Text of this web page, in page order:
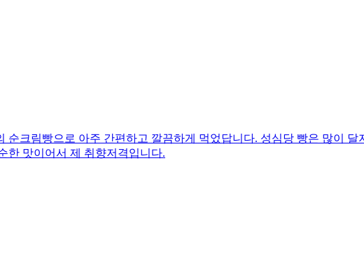
크림빵으로 아주 간편하고 깔끔하게 먹었답니다. 성심당 빵은 많이
한 맛이어서 제 취향저격입니다.